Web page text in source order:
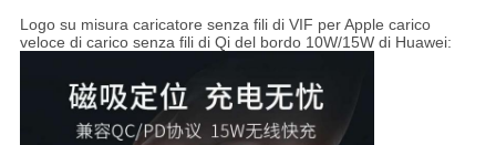
Logo su misura caricatore senza fili di VIF per Apple carico
veloce di carico senza fili di Qi del bordo 10W/15W di Huawei: